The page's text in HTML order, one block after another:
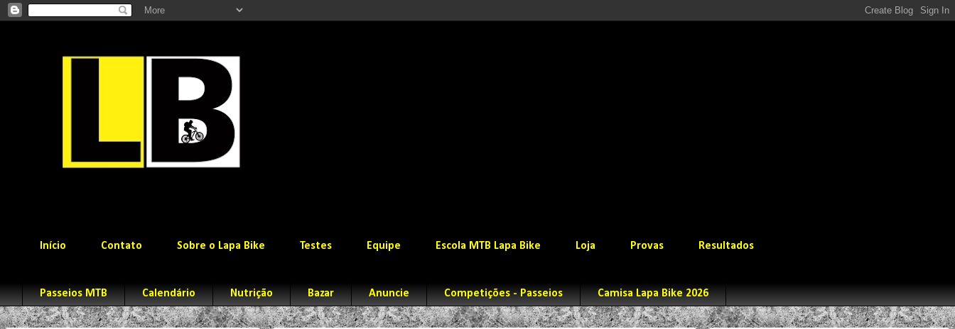
Início Contato Sobre o Lapa Bike Testes Equipe Escola MTB Lapa Bike Loja Provas Resultados
Passeios MTB Calendário Nutrição Bazar Anuncie Competições - Passeios Camisa Lapa Bike 2026